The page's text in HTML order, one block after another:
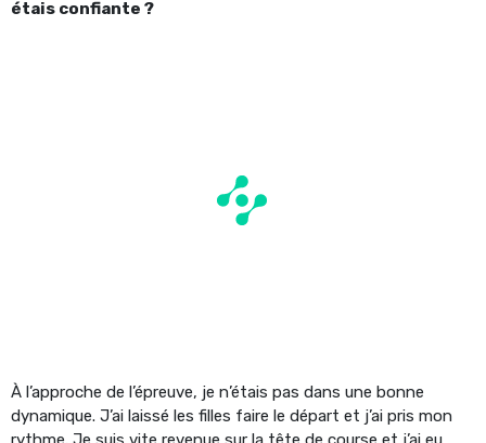
étais confiante ?
À l’approche de l’épreuve, je n’étais pas dans une bonne
dynamique. J’ai laissé les filles faire le départ et j’ai pris mon